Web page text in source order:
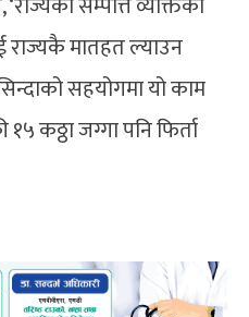
राज्यकै मातहत ल्याउन
सहयोगमा यो काम
कठ्ठा जग्गा पनि फिर्ता